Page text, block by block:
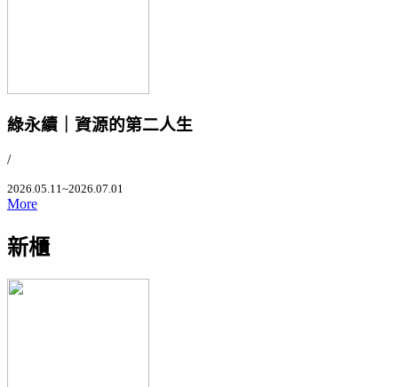
綠永續｜資源的第二人生
/
2026.05.11~2026.07.01
More
新櫃